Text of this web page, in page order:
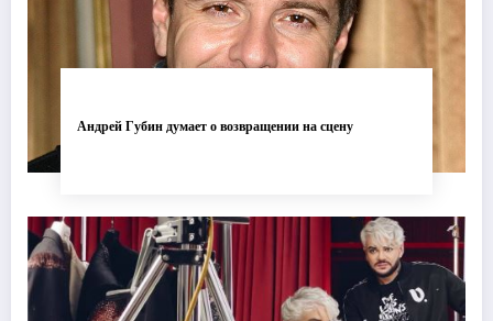
Андрей Губин думает о возвращении на сцену